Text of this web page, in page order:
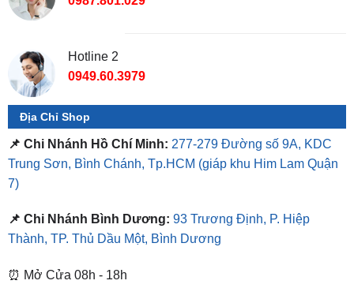
Địa Chỉ Shop
📌 Chi Nhánh Hồ Chí Minh: 277-279 Đường số 9A, KDC
Trung Sơn, Bình Chánh, Tp.HCM
7)
📌 Chi Nhánh Bình Dương:
⏰ Mở Cửa 08h - 18h
❤️ Dịch vụ làm xe tận nơi tại Sài Gòn, Bình Dương và các